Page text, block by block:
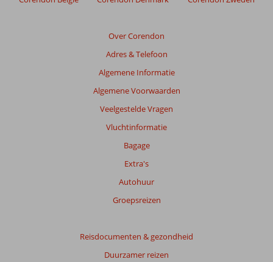
Over Corendon
Adres & Telefoon
Algemene Informatie
Algemene Voorwaarden
Veelgestelde Vragen
Vluchtinformatie
Bagage
Extra's
Autohuur
Groepsreizen
Reisdocumenten & gezondheid
Duurzamer reizen